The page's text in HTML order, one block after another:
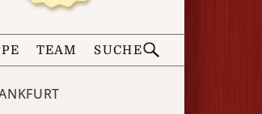
TEAM SUCHE